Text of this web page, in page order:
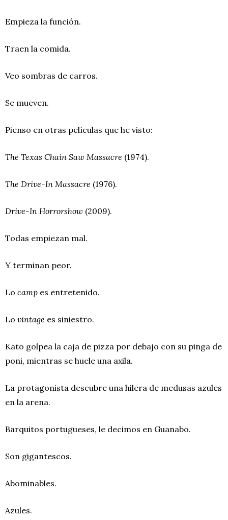
Empieza la función.
Traen la comida.
Veo sombras de carros.
Se mueven.
Pienso en otras películas que he visto:
The Texas Chain Saw Massacre (1974).
The Drive-In Massacre (1976).
Drive-In Horrorshow (2009).
Todas empiezan mal.
Y terminan peor.
Lo camp es entretenido.
Lo vintage es siniestro.
Kato golpea la caja de pizza por debajo con su pinga de
poni, mientras se huele una axila.
La protagonista descubre una hilera de medusas azules
en la arena.
Barquitos portugueses, le decimos en Guanabo.
Son gigantescos.
Abominables.
Azules.